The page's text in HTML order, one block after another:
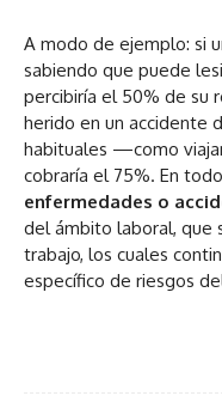
A modo de ejemplo: si
sabiendo que puede
percibiría el 50% de su
herido en un accidente
habituales —como
cobraría el 75%. En
enfermedades o
del ámbito laboral, que
trabajo, los cuales
específico de riesgos